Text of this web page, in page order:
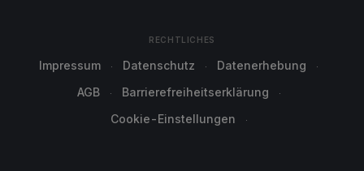
RECHTLICHES
Impressum Datenschutz
Datenerhebung
AGB
Barrierefreiheitserklärung
Cookie-Einstellungen